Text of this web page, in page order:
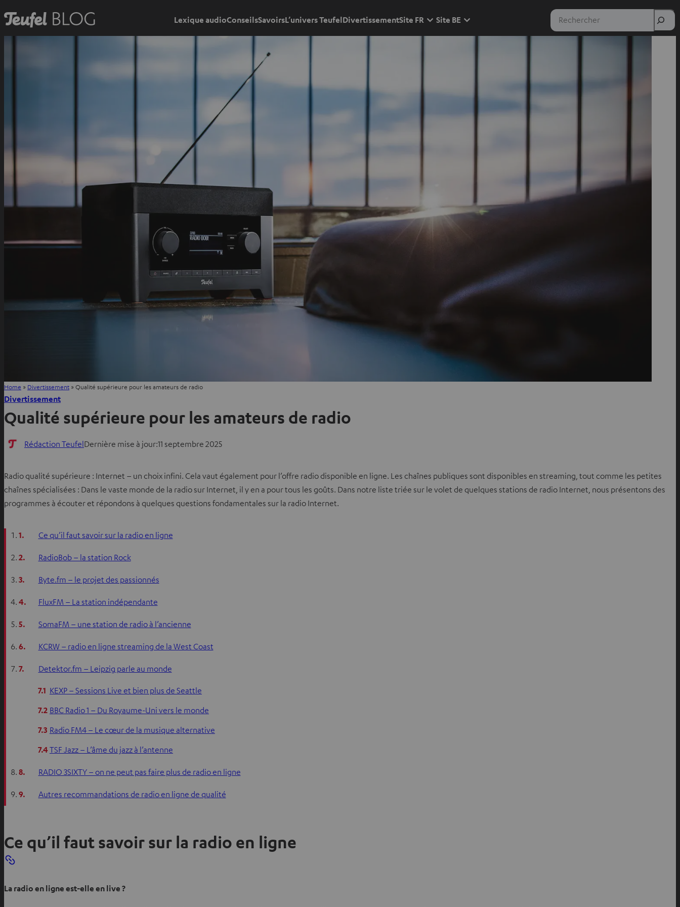
Lexique audioConseilsSavoirsL’univers TeufelDivertissementSite FR Site BE Rechercher
Home » Divertissement »Qualité supérieure pour les amateurs de radio
Divertissement
Qualité supérieure pour les amateurs de radio
Rédaction TeufelDernière mise à jour:11 septembre 2025
Radio qualité supérieure : Internet – un choix infini. Cela vaut également pour l’offre radio disponible en ligne. Les chaînes publiques sont disponibles en streaming, tout comme les petites
chaînes spécialisées : Dans le vaste monde de la radio sur Internet, il y en a pour tous les goûts. Dans notre liste triée sur le volet de quelques stations de radio Internet, nous présentons des
programmes à écouter et répondons à quelques questions fondamentales sur la radio Internet.
1. Ce qu’il faut savoir sur la radio en ligne
2. RadioBob – la station Rock
3. Byte.fm – le projet des passionnés
4. FluxFM – La station indépendante
5. SomaFM – une station de radio à l’ancienne
6. KCRW – radio en ligne streaming de la West Coast
7. Detektor.fm – Leipzig parle au monde
7.1 KEXP – Sessions Live et bien plus de Seattle
7.2 BBC Radio 1 – Du Royaume-Uni vers le monde
7.3 Radio FM4 – Le cœur de la musique alternative
7.4TSF Jazz – L’âme du jazz à l’antenne
8. RADIO 3SIXTY – on ne peut pas faire plus de radio en ligne
9. Autres recommandations de radio en ligne de qualité
Ce qu’il faut savoir sur la radio en ligne
La radio en ligne est-elle en live ?